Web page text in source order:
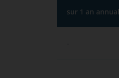
sur 1 an
-